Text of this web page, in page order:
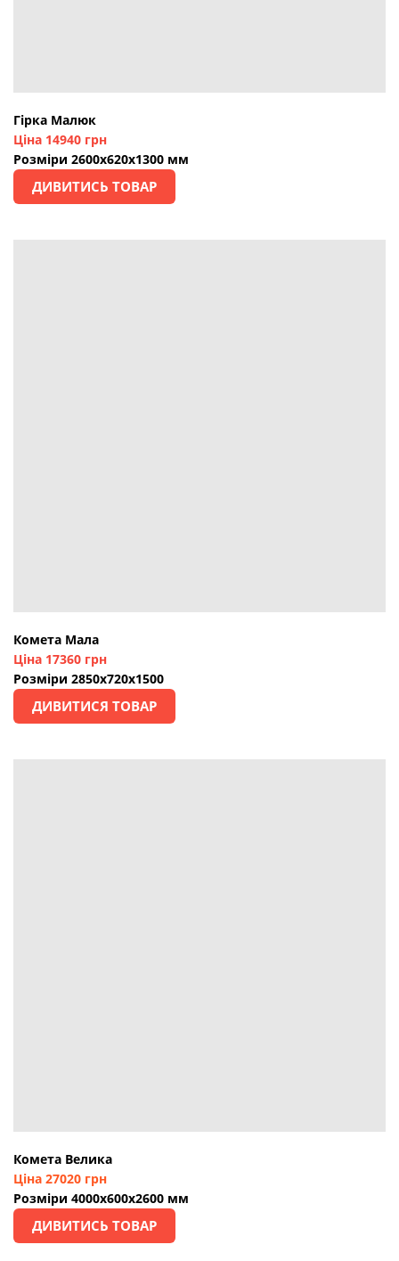
Гірка Малюк
Ціна 14940 грн
Розміри 2600х620х1300 мм
ДИВИТИСЬ ТОВАР
Комета Мала
Ціна 17360 грн
Розміри 2850х720х1500
ДИВИТИСЯ ТОВАР
Комета Велика
Ціна 27020 грн
Розміри 4000х600х2600 мм
ДИВИТИСЬ ТОВАР